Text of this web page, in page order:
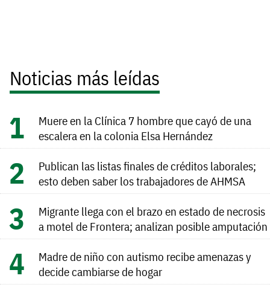
Noticias más leídas
Muere en la Clínica 7 hombre que cayó de una
escalera en la colonia Elsa Hernández
Publican las listas finales de créditos laborales;
esto deben saber los trabajadores de AHMSA
Migrante llega con el brazo en estado de necrosis
a motel de Frontera; analizan posible amputación
Madre de niño con autismo recibe amenazas y
decide cambiarse de hogar